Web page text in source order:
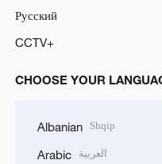
Русский
CCTV+
CHOOSE YOUR
Albanian Shqip
Arabic العربية